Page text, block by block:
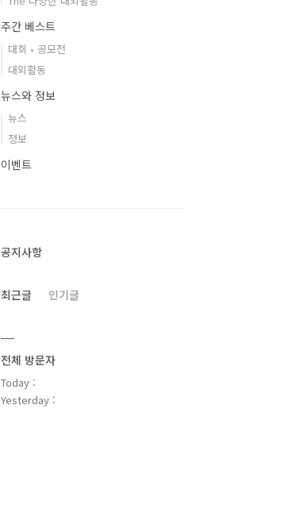
주간 베스트
대회 • 공모전
대외활동
뉴스와 정보
뉴스
정보
이벤트
공지사항
최근글 인기글
전체 방문자
Today :
Yesterday :